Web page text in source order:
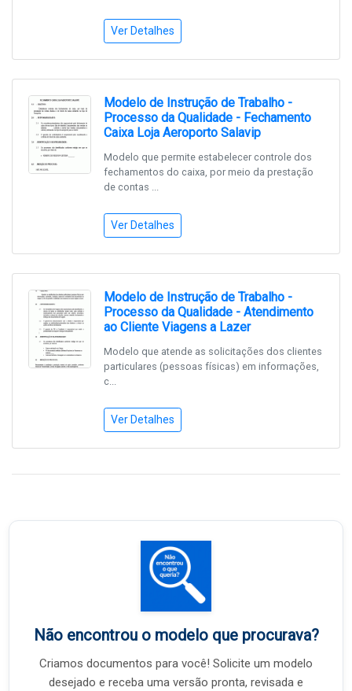
Ver Detalhes
Modelo de Instrução de Trabalho -
Processo da Qualidade - Fechamento
Caixa Loja Aeroporto Salavip
Modelo que permite estabelecer controle dos
fechamentos do caixa, por meio da prestação
de contas ...
Ver Detalhes
Modelo de Instrução de Trabalho -
Processo da Qualidade - Atendimento
ao Cliente Viagens a Lazer
Modelo que atende as solicitações dos clientes
particulares (pessoas físicas) em informações,
c...
Ver Detalhes
Não encontrou o modelo que procurava?
Criamos documentos para você! Solicite um modelo
desejado e receba uma versão pronta, revisada e